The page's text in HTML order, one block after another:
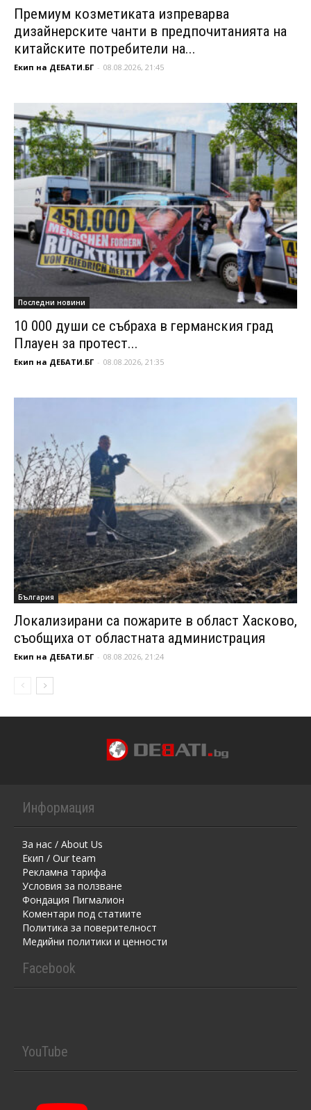
Премиум козметиката изпреварва
дизайнерските чанти в предпочитанията на
китайските потребители на...
Екип на ДЕБАТИ.БГ - 08.08.2026, 21:45
Последни новини
10 000 души се събраха в германския град
Плауен за протест...
Екип на ДЕБАТИ.БГ - 08.08.2026, 21:35
България
Локализирани са пожарите в област Хасково,
съобщиха от областната администрация
Екип на ДЕБАТИ.БГ - 08.08.2026, 21:24
Информация
За нас / About Us
Екип / Our team
Рекламна тарифа
Условия за ползване
Фондация Пигмалион
Kоментaри под статиите
Политика за поверителност
Медийни политики и ценности
Facebook
YouTube